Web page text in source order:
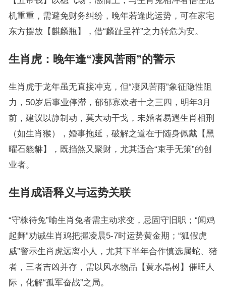
机重重，需避免财务纠纷，晚年若逢此运势，可在家宅
东方摆放【麒麟瓶】，借“麟趾呈祥”之力转危为安。
生肖虎：晚年逢“凄风苦雨”的警示
生肖虎于龙年虽无直接冲克，但“凄风苦雨”象征隐性阻
力，50岁后事业停滞，郁郁寡欢者十之三四，明年3月
前，建议以静制动，莫大动干戈，未婚者易遇生肖相刑
（如生肖猴），婚事拖延，破解之道在于随身佩戴【黑
曜石貔貅】，既挡煞又聚财，尤其适合“束手无策”的创
业者。
生肖成语释义与运势关联
“守株待兔”喻生肖兔者需主动求变，忌固守旧职；“闻鸡
起舞”劝诫生肖鸡把握凌晨5-7时运势黄金期；“狐假虎
威”警示生肖虎远离小人，尤其下半年合作慎选属蛇、猪
者，三者吉凶并存，需以风水物品【黄水晶树】催旺人
际，化解“孤军奋战”之局。